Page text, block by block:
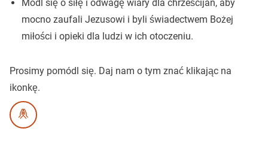
Módl się o siłę i odwagę wiary dla chrześcijan, aby
mocno zaufali Jezusowi i byli świadectwem Bożej
miłości i opieki dla ludzi w ich otoczeniu.
Prosimy pomódl się. Daj nam o tym znać klikając na
ikonkę.